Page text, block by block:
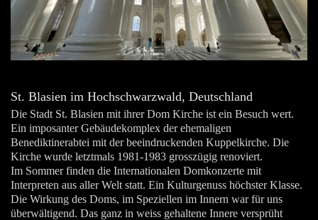
St. Blasien im Hochschwarzwald, Deutschland
Die Stadt St. Blasien mit ihrer Dom Kirche ist ein Besuch wert.
Ein imposanter Gebäudekomplex der ehemaligen
Benediktinerabtei mit der beeindruckenden Kuppelkirche. Die
Kirche wurde letztmals 1981-1983 grosszügig renoviert.
Im Sommer finden die Internationalen Domkonzerte mit
Interpreten aus aller Welt statt. Ein Kulturgenuss höchster Klasse.
Die Wirkung des Doms, im Speziellen im Innern war für uns
überwältigend. Das ganz in weiss gehaltene Innere versprüht